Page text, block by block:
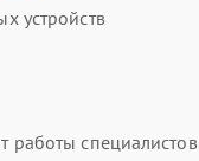
устройств
работы специалистов